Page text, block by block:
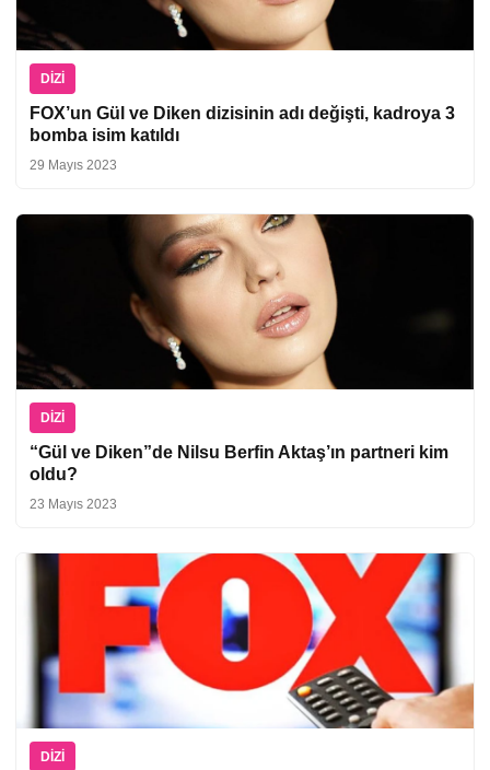
DIZI
FOX’un Gül ve Diken dizisinin adı değişti, kadroya 3
bomba isim katıldı
29 Mayıs 2023
DIZI
“Gül ve Diken”de Nilsu Berfin Aktaş’ın partneri kim
oldu?
23 Mayıs 2023
DIZI